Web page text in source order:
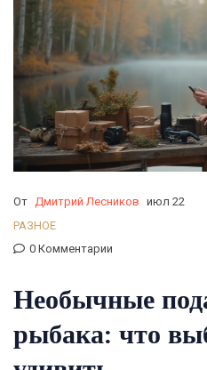
От Дмитрий Лесников июл 22
РАЗНОЕ
0 Комментарии
Необычные
рыбака: что